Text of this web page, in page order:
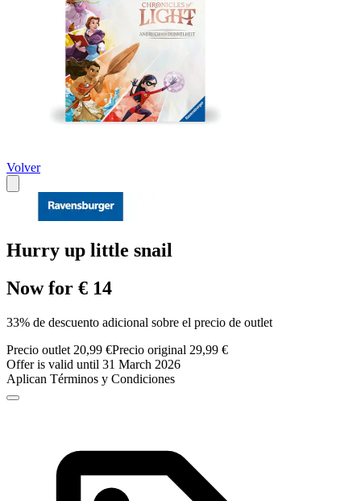
Volver
Hurry up little snail
Now for € 14
33% de descuento adicional sobre el precio de outlet
Precio outlet 20,99 €Precio original 29,99 €
Offer is valid until 31 March 2026
Aplican Términos y Condiciones